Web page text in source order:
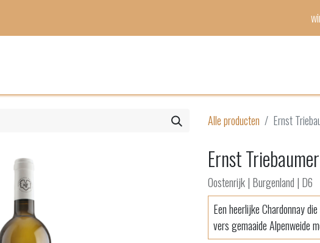
Alle producten Ernst
Ernst
Oostenrijk | Burgenland | D6
Een heerlijke Chardonnay
vers gemaaide Alpenweide